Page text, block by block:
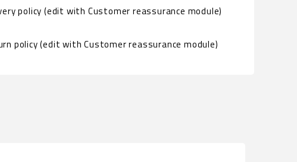
policy (edit with Customer reassurance module)
policy (edit with Customer reassurance module)